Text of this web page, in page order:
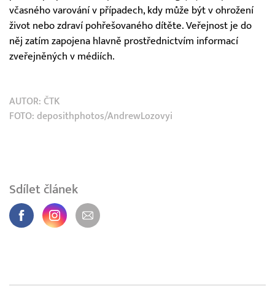
včasného varování v případech, kdy může být v ohrožení
život nebo zdraví pohřešovaného dítěte. Veřejnost je do
něj zatím zapojena hlavně prostřednictvím informací
zveřejněných v médiích.
AUTOR: ČTK
FOTO: deposithphotos/AndrewLozovyi
Sdílet článek